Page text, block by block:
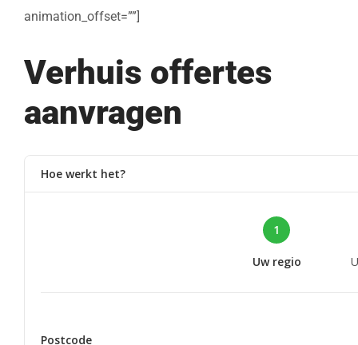
animation_offset=””]
Verhuis offertes
aanvragen